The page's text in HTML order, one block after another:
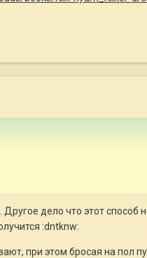
дело что этот способ
:dntknw:
при этом бросая на пол